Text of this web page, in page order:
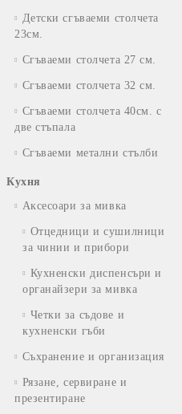
Детски сгъваеми столчета
23см.
Сгъваеми столчета 27 см.
Сгъваеми столчета 32 см.
Сгъваеми столчета 40см. с
две стъпала
Сгъваеми метални стълби
Кухня
Аксесоари за мивка
Отцедници и сушилници
за чинии и прибори
Кухненски диспенсъри и
органайзери за мивка
Четки за съдове и
кухненски гъби
Съхранение и организация
Рязане, сервиране и
презентиране